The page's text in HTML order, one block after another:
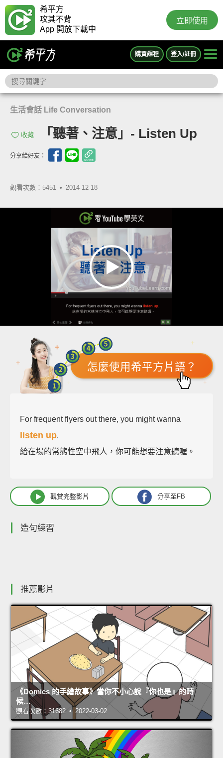
希平方
攻其不背
App 開放下載中
立即使用
購買課程 登入/註冊
生活會話 Life Conversation
收藏 「聽著、注意」- Listen Up
分享給好友：
觀看次數：5451 • 2014-12-18
怎麼使用希平方片語？
For frequent flyers out there, you might wanna
listen up.
給在場的常態性空中飛人，你可能想要注意聽喔。
觀賞完整影片 分享至FB
造句練習
推薦影片
《Domics 的手繪故事》當你不小心說『你也是』的時
候…
觀看次數：31682 • 2022-03-02